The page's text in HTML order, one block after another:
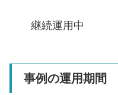
継続運用中
事例の運用期間